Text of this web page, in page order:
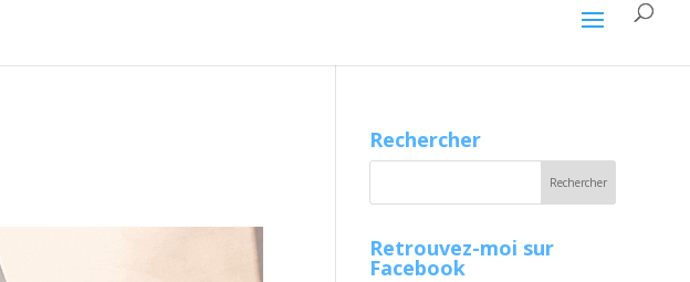
Rechercher
Retrouvez-moi sur
Facebook